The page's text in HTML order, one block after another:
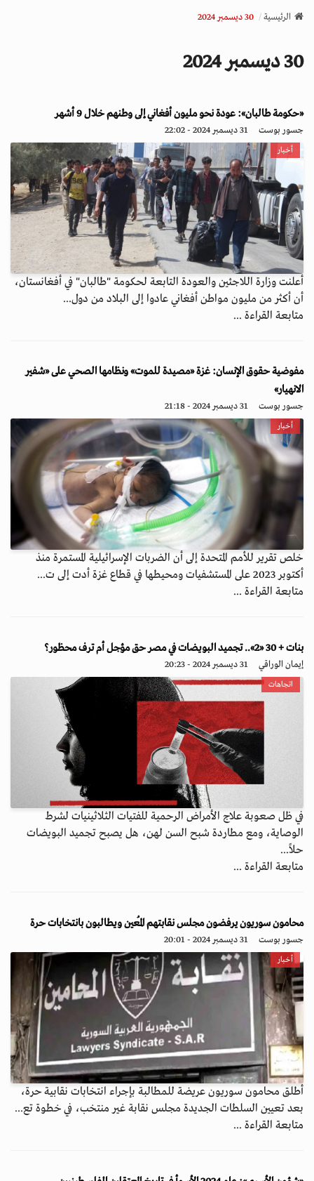
v
a
o
n
الرئيسية 30 ديسمبر 2024
30 ديسمبر 2024
«حكومة طالبان»: عودة نحو مليون أفغاني إلى وطنهم خلال 9 أشهر
جسور بوست 31 ديسمبر 2024 - 22:02
أخبار
أعلنت وزارة اللاجئين والعودة التابعة لحكومة "طالبان" في أفغانستان،
أن أكثر من مليون مواطن أفغاني عادوا إلى البلاد من دول...
متابعة القراءة ...
مفوضية حقوق الإنسان: غزة «مصيدة للموت» ونظامها الصحي على «شفير
الانهيار»
جسور بوست 31 ديسمبر 2024 - 21:18
أخبار
خلص تقرير للأمم المتحدة إلى أن الضربات الإسرائيلية المستمرة منذ
أكتوبر 2023 على المستشفيات ومحيطها في قطاع غزة أدت إلى ت...
متابعة القراءة ...
بنات + 30 «2».. تجميد البويضات في مصر حق مؤجل أم ترف محظور؟
إيمان الوراقي 31 ديسمبر 2024 - 20:23
اتجاهات
في ظل صعوبة علاج الأمراض الرحمية للفتيات الثلاثينيات لشرط
الوصاية، ومع مطاردة شبح السن لهن، هل يصبح تجميد البويضات
حلاً...
متابعة القراءة ...
محامون سوريون يرفضون مجلس نقابتهم المُعين ويطالبون بانتخابات حرة
جسور بوست 31 ديسمبر 2024 - 20:01
أخبار
أطلق محامون سوريون عريضة للمطالبة بإجراء انتخابات نقابية حرة،
بعد تعيين السلطات الجديدة مجلس نقابة غير منتخب، في خطوة تع...
متابعة القراءة ...